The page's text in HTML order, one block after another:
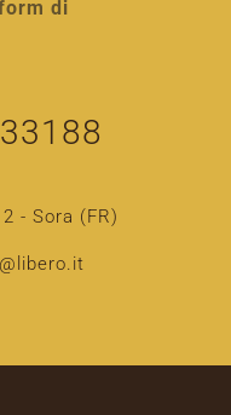
di
- Sora (FR)